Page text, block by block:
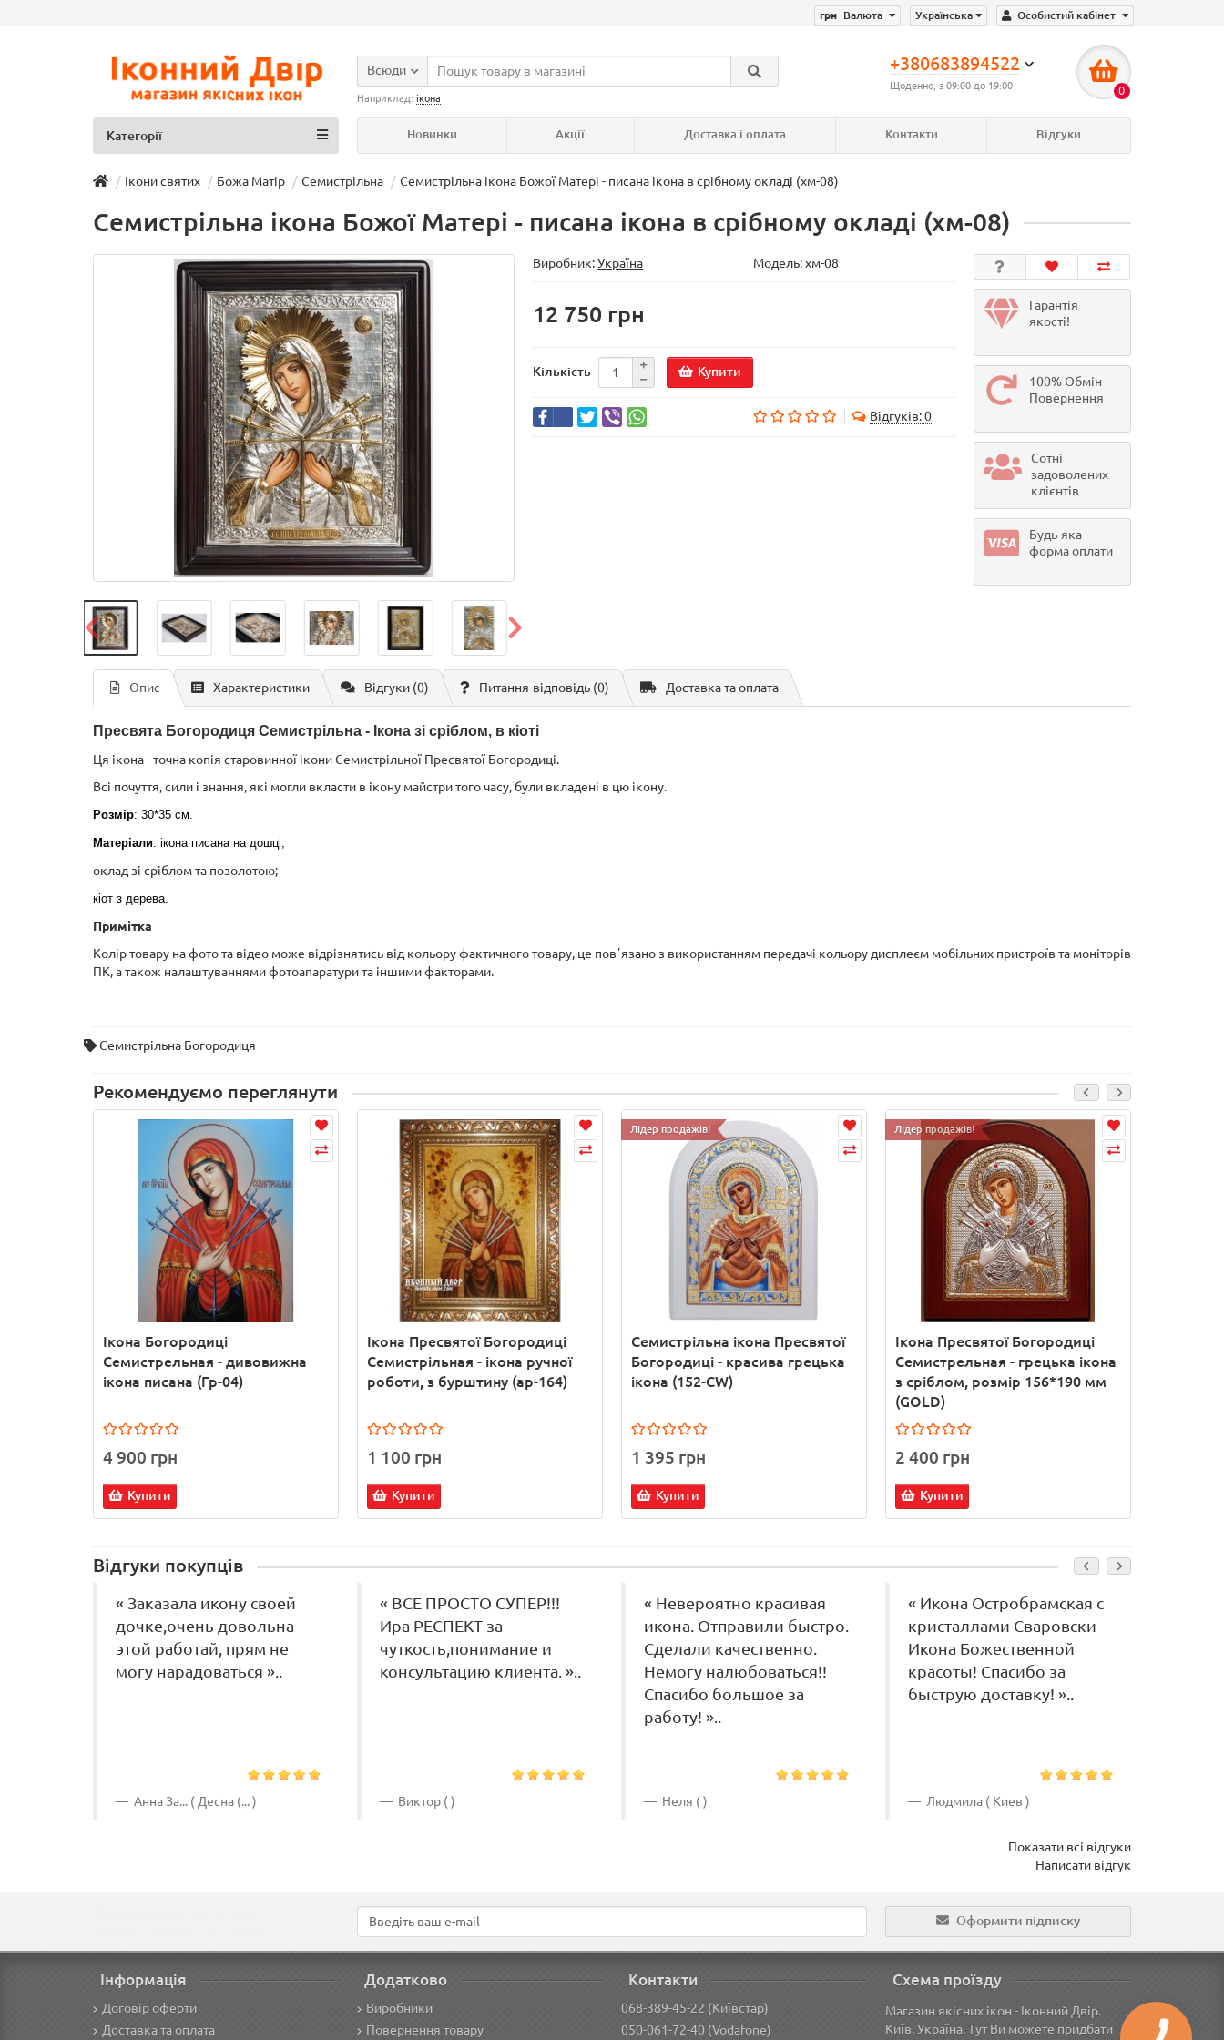
Особистий кабінет
Українська
грн Валюта
+380683894522
Щоденно, з 09:00 до 19:00 0
Всюди
Наприклад: ікона
Новинки Акції Доставка і оплата Контакти Відгуки
Категорії
Ікони святих Божа Матір Семистрільна Семистрільна ікона Божої Матері - писана ікона в срібному окладі (хм-08)
Семистрільна ікона Божої Матері - писана ікона в срібному окладі (хм-08)
Виробник:Україна Модель:хм-08
12 750 грн
Кількість Купити
Відгуків: 0
Гарантія
якості!
100% Обмін -
Повернення
Сотні
задоволених
клієнтів
Будь-яка
форма оплати
Опис Характеристики Відгуки (0) Питання-відповідь (0) Доставка та оплата
Пресвята Богородиця Семистрільна - Ікона зі сріблом, в кіоті
Ця ікона - точна копія старовинної ікони Семистрільної Пресвятої Богородиці.
Всі почуття, сили і знання, які могли вкласти в ікону майстри того часу, були вкладені в цю ікону.
Розмір: 30*35 см.
Матеріали: ікона писана на дошці;
оклад зі сріблом та позолотою;
кіот з дерева.
Примітка
Колір товару на фото та відео може відрізнятись від кольору фактичного товару, це повʼязано з використанням передачі кольору дисплеєм мобільних пристроїв та моніторів
ПК, а також налаштуваннями фотоапаратури та іншими факторами.
Семистрільна Богородиця
Рекомендуємо переглянути
Ікона Богородиці
Семистрельная - дивовижна
ікона писана (Гр-04)
4 900 грн
Купити
Ікона Пресвятої Богородиці
Семистрільная - ікона ручної
роботи, з бурштину (ар-164)
1 100 грн
Купити
Лідер продажів!
Семистрільна ікона Пресвятої
Богородиці - красива грецька
ікона (152-CW)
1 395 грн
Купити
Лідер продажів!
Ікона Пресвятої Богородиці
Семистрельная - грецька ікона
з сріблом, розмір 156*190 мм
(GOLD)
2 400 грн
Купити
Відгуки покупців
« Заказала икону своей
дочке,очень довольна
этой работай, прям не
могу нарадоваться »..
Анна За... ( Десна (... )
« ВСЕ ПРОСТО СУПЕР!!!
Ира РЕСПЕКТ за
чуткость,понимание и
консультацию клиента. »..
Виктор ( )
« Невероятно красивая
икона. Отправили быстро.
Сделали качественно.
Немогу налюбоваться!!
Спасибо большое за
работу! »..
Неля ( )
« Икона Остробрамская с
кристаллами Сваровски -
Икона Божественной
красоты! Спасибо за
быструю доставку! »..
Людмила ( Киев )
Показати всі відгуки
Написати відгук
Оформити підписку
Інформація
Договір оферти
Доставка та оплата
Додатково
Виробники
Повернення товару
Контакти
068-389-45-22 (Київстар)
050-061-72-40 (Vodafone)
Схема проїзду
Магазин якісних ікон - Іконний Двір.
Київ, Україна. Тут Ви можете придбати